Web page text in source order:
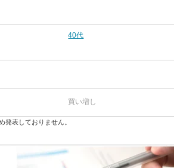
40代
買い増し
表しておりません。